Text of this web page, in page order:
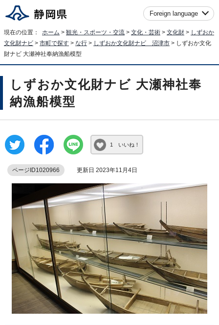
Foreign language
現在の位置： ホーム > 観光・スポーツ・交流 > 文化・芸術 > 文化財 > しずおか
文化財ナビ > 市町で探す > な行 > しずおか文化財ナビ 沼津市 > しずおか文化
財ナビ 大瀬神社奉納漁船模型
しずおか文化財ナビ 大瀬神社奉
納漁船模型
1 いいね！
ページID1020966 更新日 2023年11月4日